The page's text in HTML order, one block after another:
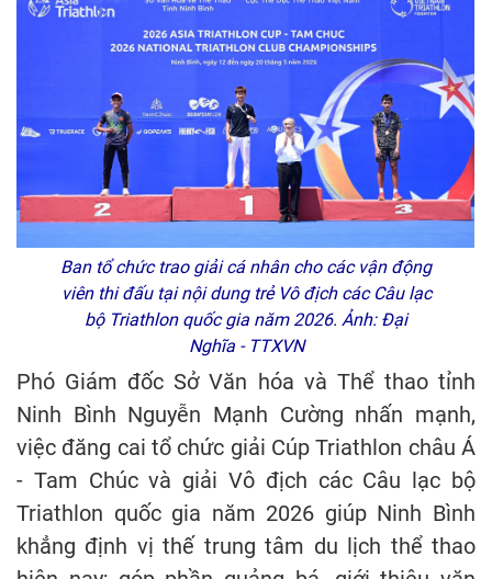
Ban tổ chức trao giải cá nhân cho các vận động
viên thi đấu tại nội dung trẻ Vô địch các Câu lạc
bộ Triathlon quốc gia năm 2026. Ảnh: Đại
Nghĩa - TTXVN
Phó Giám đốc Sở Văn hóa và Thể thao tỉnh
Ninh Bình Nguyễn Mạnh Cường nhấn mạnh,
việc đăng cai tổ chức giải Cúp Triathlon châu Á
- Tam Chúc và giải Vô địch các Câu lạc bộ
Triathlon quốc gia năm 2026 giúp Ninh Bình
khẳng định vị thế trung tâm du lịch thể thao